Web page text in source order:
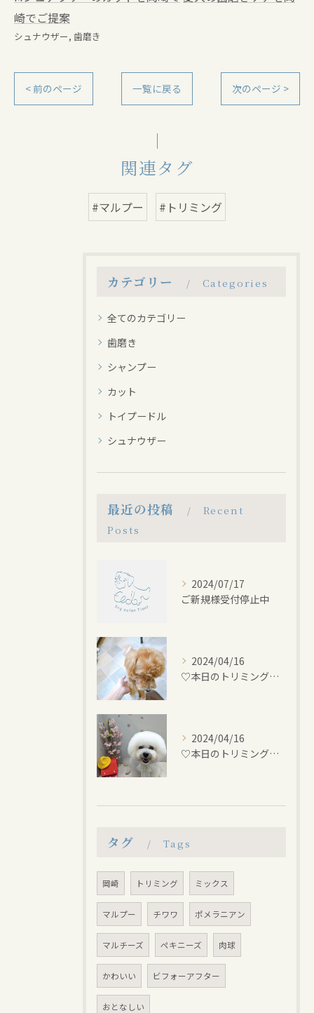
崎でご提案
シュナウザー 歯磨き
< 前のページ 一覧に戻る 次のページ >
関連タグ
#マルプー #トリミング
カテゴリー Categories
全てのカテゴリー
歯磨き
シャンプー
カット
トイプードル
シュナウザー
最近の投稿
Recent
Posts
2024/07/17
ご新規様受付停止中
2024/04/16
♡本日のトリミング♡⁠~岡崎トリミングサロン~
2024/04/16
♡本日のトリミング♡⁠~岡崎トリミングサロン~
タグ Tags
岡崎 トリミング ミックス
マルプー チワワ ポメラニアン
マルチーズ ペキニーズ 肉球
かわいい ビフォーアフター
おとなしい